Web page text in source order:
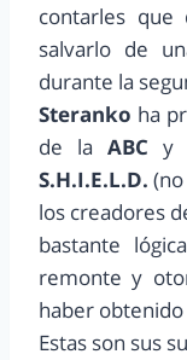
contarles
salvarlo de
durante la
Steranko ha
de la ABC y
S.H.I.E.L.D.
los creadores
bastante
remonte y
haber
Estas son sus